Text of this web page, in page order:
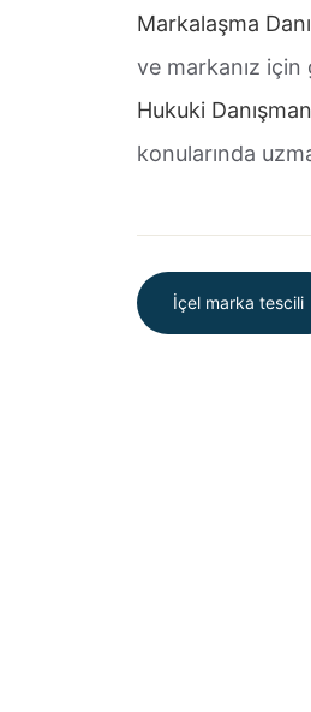
Markalaşma
ve markanız için
Hukuki
konularında
İçel marka tescili